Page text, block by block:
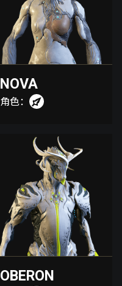
NOVA
角色：
OBERON